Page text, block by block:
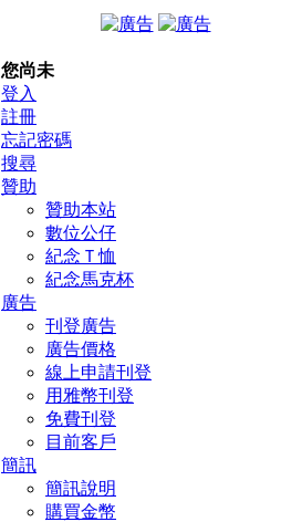
您尚未
登入
註冊
忘記密碼
搜尋
贊助
贊助本站
數位公仔
紀念Ｔ恤
紀念馬克杯
廣告
刊登廣告
廣告價格
線上申請刊登
用雅幣刊登
免費刊登
目前客戶
簡訊
簡訊說明
購買金幣